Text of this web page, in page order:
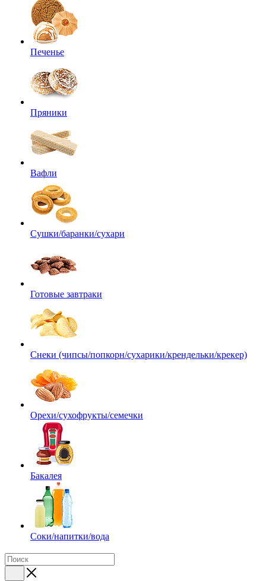
Печенье
Пряники
Вафли
Сушки/баранки/сухари
Готовые завтраки
Снеки (чипсы/попкорн/сухарики/крендельки/крекер)
Орехи/сухофрукты/семечки
Бакалея
Соки/напитки/вода